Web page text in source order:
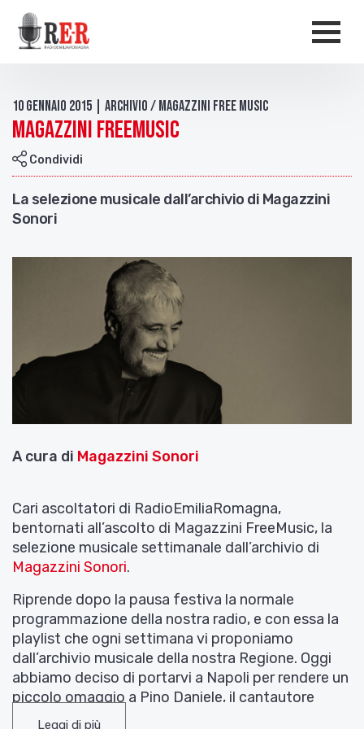
Salta al contenuto principale
10 Gennaio 2015 | Archivio / Magazzini free music
Magazzini FreeMusic
Condividi
La selezione musicale dall’archivio di Magazzini
Sonori
A cura di Magazzini Sonori
Cari ascoltatori di RadioEmiliaRomagna,
bentornati all’ascolto di Magazzini FreeMusic, la
selezione musicale settimanale dall’archivio di
Magazzini Sonori.
Riprende dopo la pausa festiva la normale
programmazione della nostra radio, e con essa la
playlist che ogni settimana vi proponiamo
dall’archivio musicale della nostra Regione. Oggi
abbiamo deciso di portarvi a Napoli per rendere un
piccolo omaggio a Pino Daniele, il cantautore
prematuramente scomparso e che molto ha fatto
Leggi di più